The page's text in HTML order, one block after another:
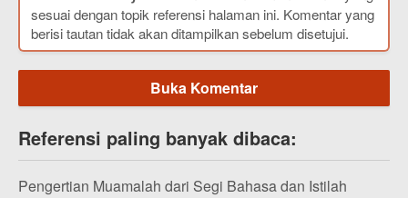
sesuai dengan topik referensi halaman ini. Komentar yang
berisi tautan tidak akan ditampilkan sebelum disetujui.
Buka Komentar
Referensi paling banyak dibaca:
Pengertian Muamalah dari Segi Bahasa dan Istilah